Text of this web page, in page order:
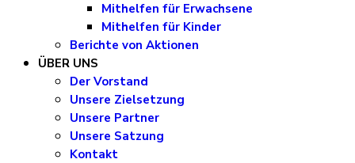
Mithelfen für Erwachsene
Mithelfen für Kinder
Berichte von Aktionen
ÜBER UNS
Der Vorstand
Unsere Zielsetzung
Unsere Partner
Unsere Satzung
Kontakt